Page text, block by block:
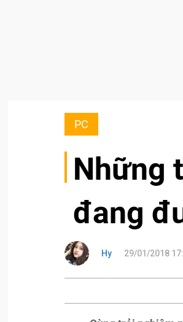
PC
Những
đang
Hy 29/01/2018